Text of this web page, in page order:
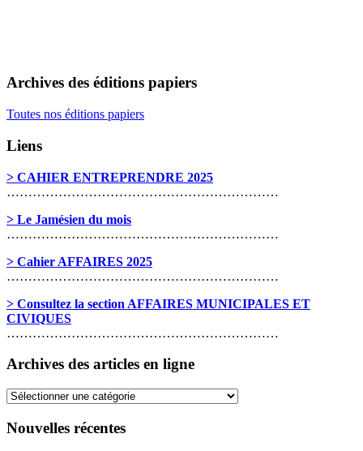
Archives des éditions papiers
Toutes nos éditions papiers
Liens
> CAHIER ENTREPRENDRE 2025
………………………………………………………
> Le Jamésien du mois
………………………………………………………
> Cahier AFFAIRES 2025
………………………………………………………
> Consultez la section AFFAIRES MUNICIPALES ET
CIVIQUES
………………………………………………………
Archives des articles en ligne
Archives
articles
Nouvelles récentes